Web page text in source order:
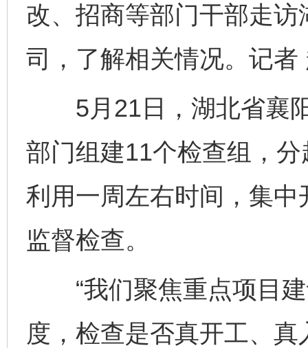
改、招商等部门干部走
司，了解相关情况。记者
5月21日，湖北省襄阳
部门组建11个检查组，
利用一周左右时间，集
监督检查。
“我们聚焦重点项目建
度，检查是否真开工、